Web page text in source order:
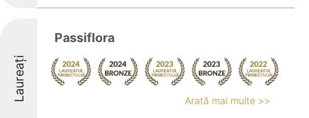
Laureați
Passiflora
Arată mai multe >>